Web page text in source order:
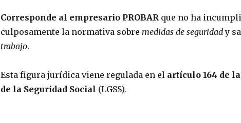
Corresponde al empresario PROBAR que no ha
culposamente la normativa sobre medidas de seguridady
trabajo.
Esta figura jurídica viene regulada en el artículo 164 de
de la Seguridad Social (LGSS).